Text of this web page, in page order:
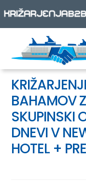
Skip
to
navigation
Skip
to
content
BAHAMOV
SKUPINSKI
DNEVI V
HOTEL +